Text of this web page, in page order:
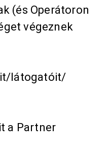
(és Operátoron
végeznek
látogatóit/
a Partner